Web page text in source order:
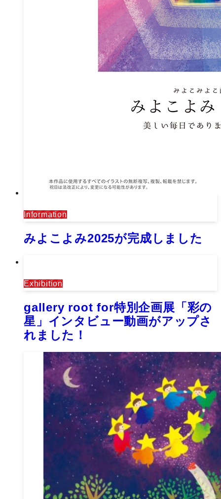
Information
みよこよみ2025が完成しました
Exhibition
gallery root for特別企画展「彩の
星」インタビュー動画がアップさ
れました！